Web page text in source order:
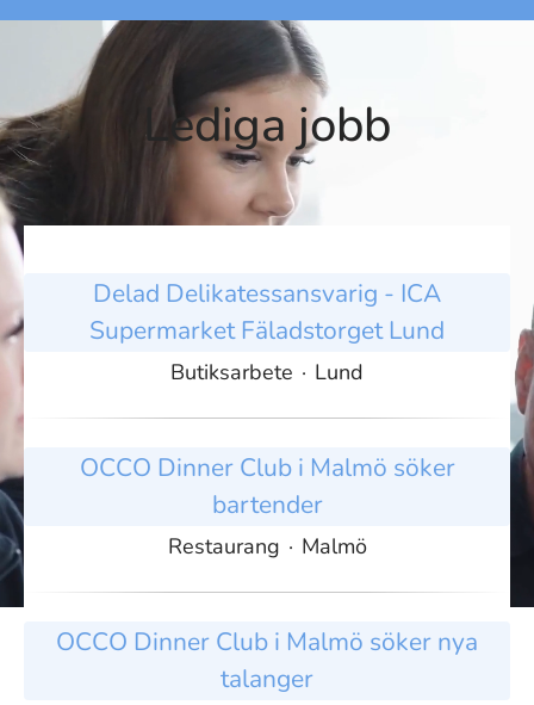
Lediga jobb
Delad Delikatessansvarig - ICA
Supermarket Fäladstorget Lund
Butiksarbete · Lund
OCCO Dinner Club i Malmö söker
bartender
Restaurang · Malmö
OCCO Dinner Club i Malmö söker nya
talanger